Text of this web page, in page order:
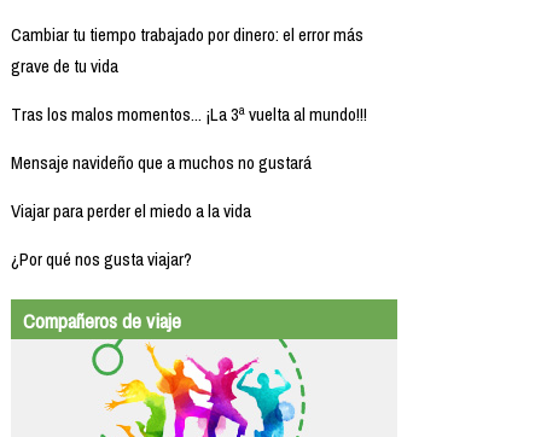
Cambiar tu tiempo trabajado por dinero: el error más
grave de tu vida
Tras los malos momentos... ¡La 3ª vuelta al mundo!!!
Mensaje navideño que a muchos no gustará
Viajar para perder el miedo a la vida
¿Por qué nos gusta viajar?
Compañeros de viaje